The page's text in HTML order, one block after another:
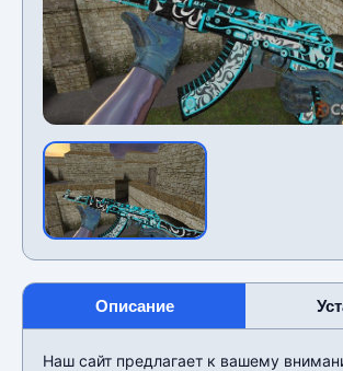
Описание
Наш сайт предлагает к вашему